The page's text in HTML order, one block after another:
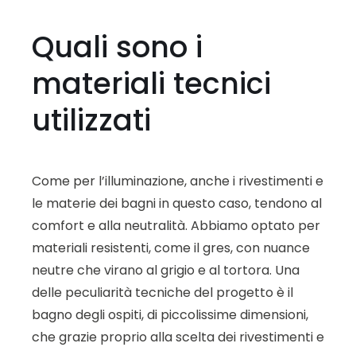
Quali sono i
materiali tecnici
utilizzati
Come per l’illuminazione, anche i rivestimenti e
le materie dei bagni in questo caso, tendono al
comfort e alla neutralità. Abbiamo optato per
materiali resistenti, come il gres, con nuance
neutre che virano al grigio e al tortora. Una
delle peculiarità tecniche del progetto è il
bagno degli ospiti, di piccolissime dimensioni,
che grazie proprio alla scelta dei rivestimenti e